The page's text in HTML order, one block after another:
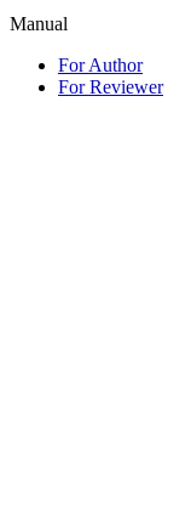
Manual
For Author
For Reviewer